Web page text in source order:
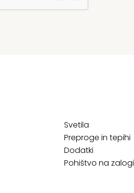
Svetila
Preproge in tepihi
Dodatki
Pohištvo na zalogi